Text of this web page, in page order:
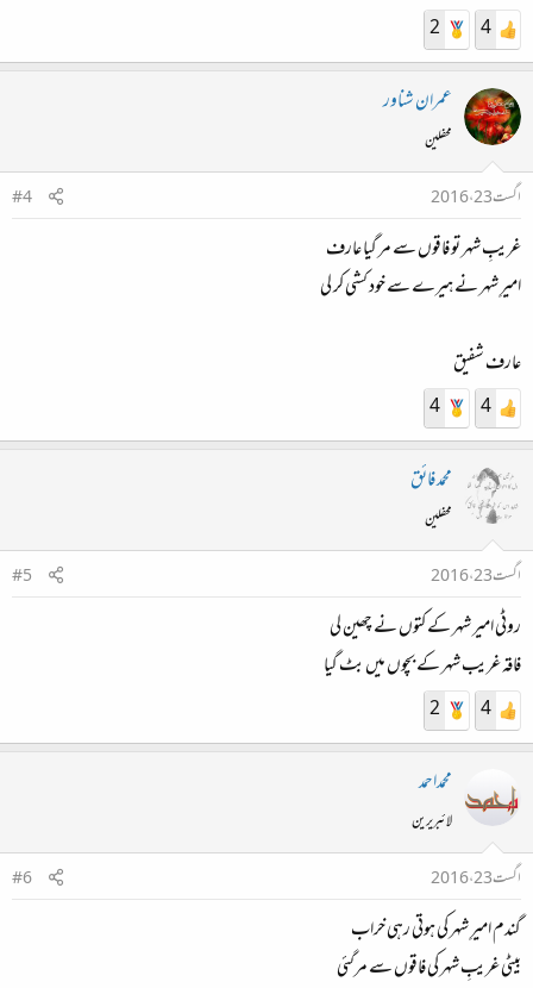
4
2
عمران شناور
محفلین
اگست 23، 2016
#4
غریبِ شہر تو فاقوں سے مر گیا عارف​
امیرِ شہر نے ہیرے سے خود کشی کر لی
عارف شفیق​
4
4
محمد فائق
محفلین
اگست 23، 2016
#5
روٹی امیر شہر کے کتوں نے چھین لی
فاقہ غریب شہر کے بچوں میں بٹ گیا
4
2
محمداحمد
لائبریرین
اگست 23، 2016
#6
گندم امیرِ شہر کی ہوتی رہی خراب
بیٹی غریبِ شہر کی فاقوں سے مرگئی